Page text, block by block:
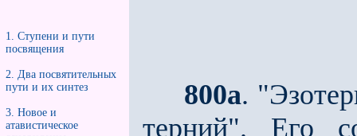
1. Ступени и пути
посвящения
2. Два посвятительных
пути и их синтез
3. Новое и
атавистическое
800а.
терний". Его